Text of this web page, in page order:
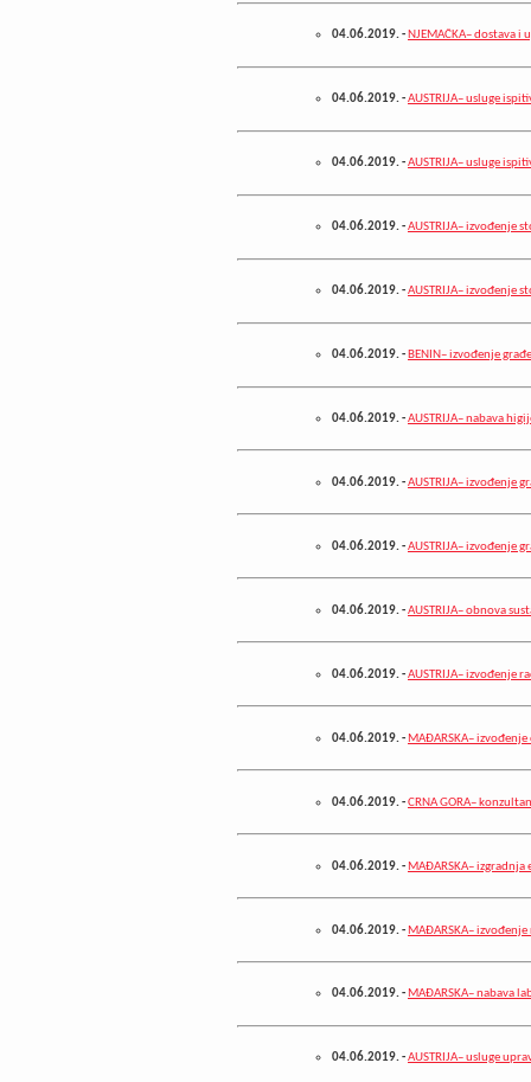
04.06.2019.-NJEMAČKA– dostava i
04.06.2019.-AUSTRIJA– usluge
04.06.2019.-AUSTRIJA– usluge
04.06.2019.-AUSTRIJA– izvođenje
04.06.2019.-AUSTRIJA– izvođenje
04.06.2019.- BENIN– izvođenje
04.06.2019.-AUSTRIJA– nabava
04.06.2019.-AUSTRIJA– izvođenje
04.06.2019.-AUSTRIJA– izvođenje
04.06.2019.-AUSTRIJA– obnova
04.06.2019.-AUSTRIJA– izvođenje
04.06.2019.- MAĐARSKA–
04.06.2019.-CRNA GORA–
04.06.2019.- MAĐARSKA–
04.06.2019.- MAĐARSKA–
04.06.2019.-MAĐARSKA– nabava
04.06.2019.-AUSTRIJA– usluge